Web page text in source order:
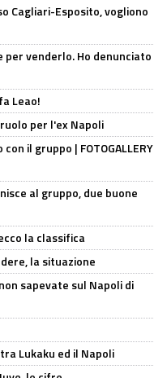
Cagliari-Esposito, vogliono
venderlo. Ho denunciato
Leao!
per l'ex Napoli
il gruppo | FOTOGALLERY
al gruppo, due buone
la classifica
la situazione
sapevate sul Napoli di
Lukaku ed il Napoli